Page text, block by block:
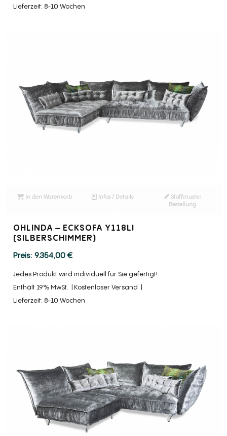
Lieferzeit: 8-10 Wochen
In den Warenkorb Infos / Details
Stoffmuster
Bestellung
OHLINDA – ECKSOFA Y118LI
(SILBERSCHIMMER)
9.354,00€
Jedes Produkt wird individuell für Sie gefertigt!
Enthält 19% MwSt.
Kostenloser Versand
Lieferzeit: 8-10 Wochen